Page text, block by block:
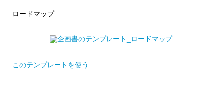
ロードマップ
このテンプレートを使う